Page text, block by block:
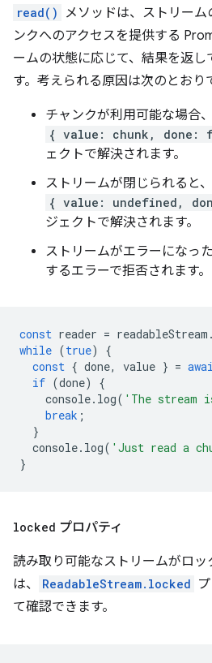
read()
メソッドは、ストリー
ンクへのアクセスを提供する
ームの状態に応じて、結果を返
す。考えられる原因は次のとおり
チャンクが利用可能な場合
{ value: chunk, done:
ェクトで解決されます。
ストリームが閉じられると
{ value: undefined,
ジェクトで解決されます。
ストリームがエラーになっ
するエラーで拒否されます。
const reader = readableStream .
while (true)
{
const { done, value } =
if (done)
{
console. log( 'The stream
break ;
}
console. log( 'Just read a
}
locked プロパティ
読み取り可能なストリームがロ
は、
ReadableStream.locked
て確認できます。